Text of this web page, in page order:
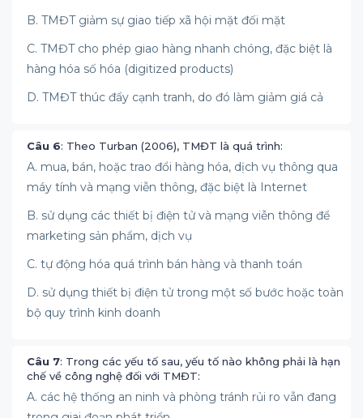
B. TMĐT giảm sự giao tiếp xã hội mặt đối mặt
C. TMĐT cho phép giao hàng nhanh chóng, đặc biệt là
hàng hóa số hóa (digitized products)
D. TMĐT thúc đẩy cạnh tranh, do đó làm giảm giá cả
Câu 6: Theo Turban (2006), TMĐT là quá trình:
A. mua, bán, hoặc trao đổi hàng hóa, dịch vụ thông qua
máy tính và mạng viễn thông, đặc biệt là Internet
B. sử dụng các thiết bị điện tử và mạng viễn thông để
marketing sản phẩm, dịch vụ
C. tự động hóa quá trình bán hàng và thanh toán
D. sử dụng thiết bị điện tử trong một số bước hoặc toàn
bộ quy trình kinh doanh
Câu 7: Trong các yếu tố sau, yếu tố nào không phải là hạn
chế về công nghệ đối với TMĐT:
A. các hệ thống an ninh và phòng tránh rủi ro vẫn đang